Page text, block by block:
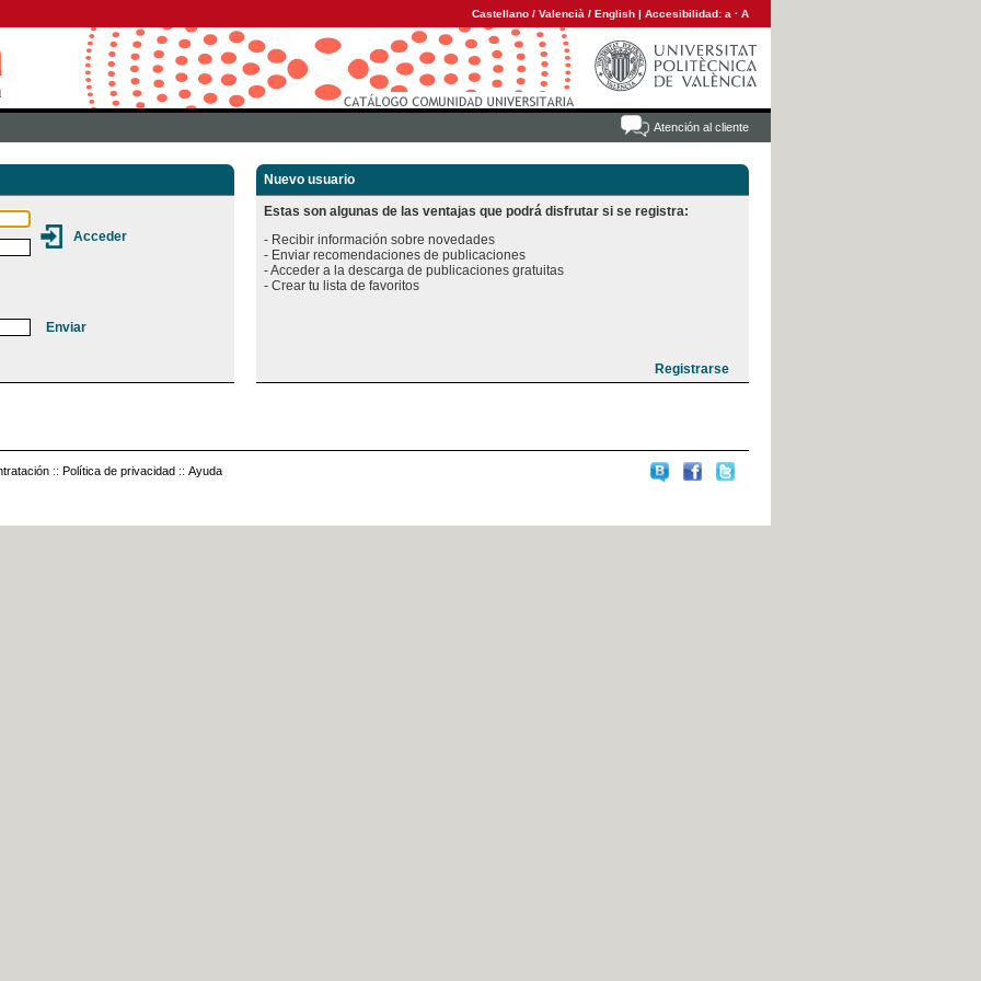
Castellano / Valencià / English | Accesibilidad: a · A
Atención al cliente
Nuevo usuario
Estas son algunas de las ventajas que podrá disfrutar si se registra:
- Recibir información sobre novedades
- Enviar recomendaciones de publicaciones
- Acceder a la descarga de publicaciones gratuitas
:: Política de privacidad :: Ayuda